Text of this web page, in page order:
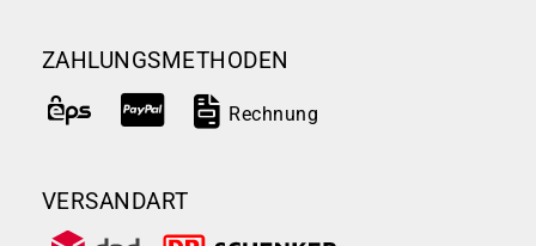
ZAHLUNGSMETHODEN
Rechnung
VERSANDART